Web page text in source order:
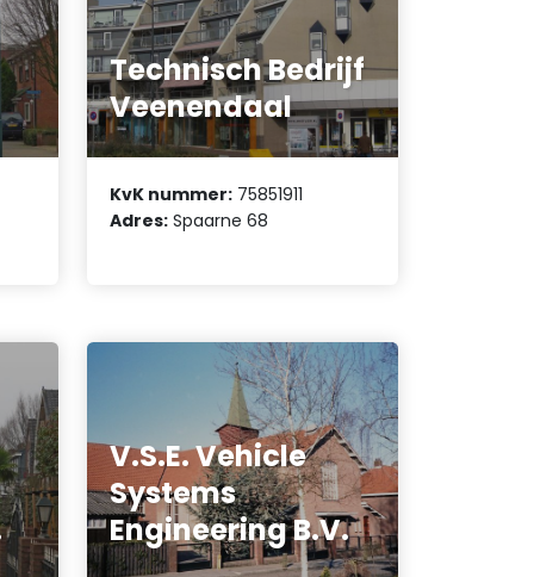
Technisch Bedrijf
Veenendaal
KvK nummer: 75851911
Adres: Spaarne 68
V.S.E. Vehicle
Systems
Engineering B.V.